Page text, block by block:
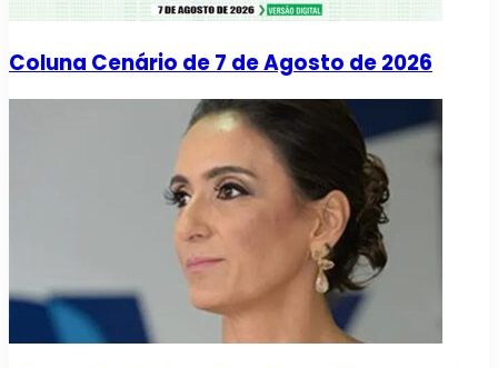
Coluna Cenário de 7 de Agosto de 2026